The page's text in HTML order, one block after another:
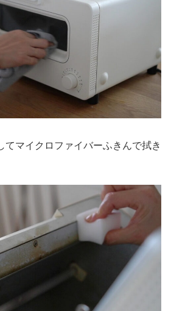
てマイクロファイバーふきんで拭き